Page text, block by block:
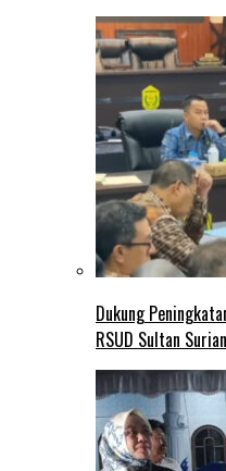
Dukung
RSUD Sultan